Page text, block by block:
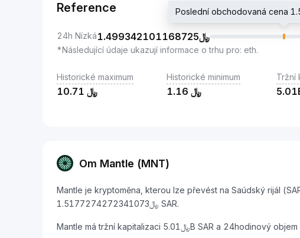
Reference
24h Nízká ﷼1.499342101168725
*Následující údaje ukazují informace o trhu pro: eth.
Historické maximum
﷼ 10.71
Historické minimum
﷼ 1.16
Tržní
Om Mantle (MNT)
Mantle je kryptoměna, kterou lze převést na Saúdský rijál
﷼1.5177274272341073 SAR.